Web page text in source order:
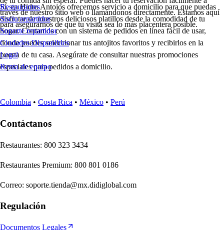
través de nuestro sitio web o llamándonos directamente. Estamos aquí
para asegurarnos de que tu visita sea lo más placentera posible.
Sí, en Hidro Antojos ofrecemos servicio a domicilio para que puedas
disfrutar de nuestros deliciosos platillos desde la comodidad de tu
hogar. Contamos con un sistema de pedidos en línea fácil de usar,
donde puedes seleccionar tus antojitos favoritos y recibirlos en la
puerta de tu casa. Asegúrate de consultar nuestras promociones
especiales para pedidos a domicilio.
Restaurantes
Socio repartidor
Soporte repartidor
Ciudades Disponibles
Legal
Renta de equipo
Colombia • Costa Rica • México • Perú
Contáctanos
Restaurantes: 800 323 3434
Restaurantes Premium: 800 801 0186
Correo: soporte.tienda@mx.didiglobal.com
Regulación
Documentos Legales